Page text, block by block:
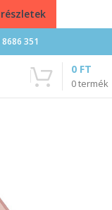
351
0termék
0 FT
részletek